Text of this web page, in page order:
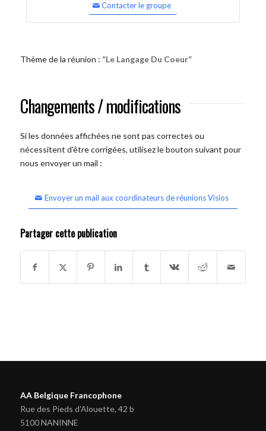
Contacter le groupe
Thème de la réunion : “Le Langage Du Coeur”
Changements / modifications
Si les données affichées ne sont pas correctes ou
nécessitent d'être corrigées, utilisez le bouton suivant pour
nous envoyer un mail :
Envoyer un mail aux coordinateurs de réunions Visios
Partager cette publication
AA Belgique Francophone
Rue des Pieds d'Alouette, 42 b
5100 NANINNE